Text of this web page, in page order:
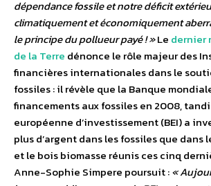
dépendance fossile et notre déficit
climatiquement et économiquement
le principe du pollueur payé ! »Le dernier
de la Terre dénonce le rôle majeur des
financières internationales dans le
fossiles : il révèle que la Banque
financements aux fossiles en 2008,
européenne d’investissement (BEI) a
plus d’argent dans les fossiles que dans
et le bois biomasse réunis ces cinq
Anne-Sophie Simpere poursuit :«